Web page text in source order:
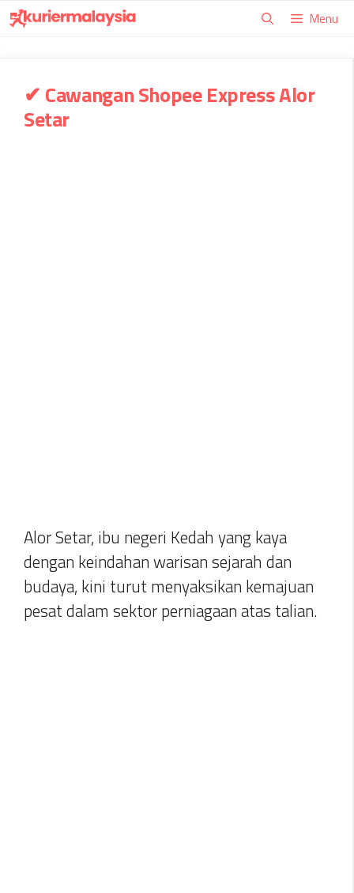
Skip
to
Menu
✔ Cawangan Shopee Express Alor
Setar
Alor Setar, ibu negeri Kedah yang kaya
dengan keindahan warisan sejarah dan
budaya, kini turut menyaksikan kemajuan
pesat dalam sektor perniagaan atas talian.